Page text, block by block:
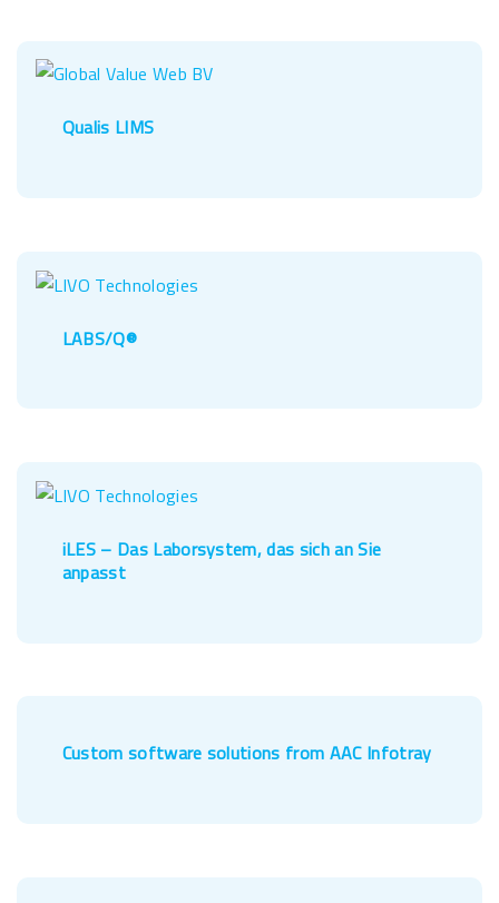
Qualis LIMS
LABS/Q®
iLES – Das Laborsystem, das sich an Sie
anpasst
Custom software solutions from AAC Infotray